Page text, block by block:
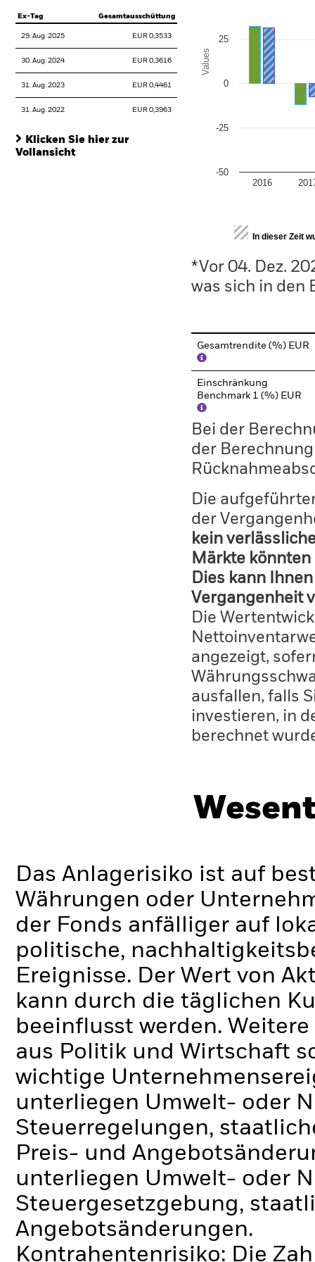
Ex-Tag Gesamtausschüttung
29. Aug. 2025 EUR 0,3533
30. Aug. 2024 EUR 0,3616
31. Aug. 2023 EUR 0,4461
31. Aug. 2022 EUR 0,3963
Klicken Sie hier zur
Vollansicht
Values
2016
0
-50
-25
25
End of interactive chart.
In dieser Zeit
*Vor 04. Dez.
was sich in den
Gesamtrendite (%) EUR
Einschränkung
Benchmark 1 (%) EUR
Bei der
der
Die
der
kein
Märkte
Dies kann
Vergangenheit
Die
angezeigt,
ausfallen, falls
investieren, in
berechnet
Das Anlagerisiko ist auf
Währungen oder
der Fonds anfälliger auf
politische,
Ereignisse. Der Wert von
kann durch die täglichen
beeinflusst werden.
aus Politik und Wirtschaft
wichtige
unterliegen Umwelt- oder
Steuerregelungen,
Preis- und
unterliegen Umwelt- oder
Steuergesetzgebung,
Angebotsänderungen.
Kontrahentenrisiko: Die